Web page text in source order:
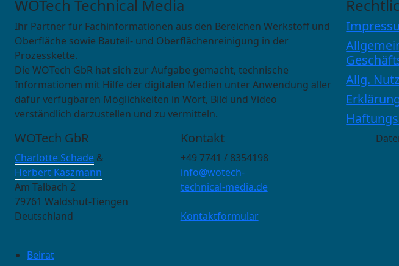
WOTech Technical Media
Ihr Partner für Fachinformationen aus den Bereichen Werkstoff und
Oberfläche sowie Bauteil- und Oberflächenreinigung in der
Prozesskette.
Die WOTech GbR hat sich zur Aufgabe gemacht, technische
Informationen mit Hilfe der digitalen Medien unter Anwendung aller
dafür verfügbaren Möglichkeiten in Wort, Bild und Video
verständlich darzustellen und zu vermitteln.
WOTech GbR
Charlotte Schade &
Herbert Käszmann
Am Talbach 2
79761 Waldshut-Tiengen
Deutschland
Kontakt
+49 7741 / 8354198
info@wotech-
technical-media.de
Kontaktformular
Allg.
Beirat